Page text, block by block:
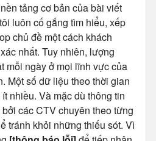
tảng cơ bản của bài viết
luôn cố gắng tìm hiểu, xếp
chủ đề một cách khách
nhất. Tuy nhiên, lượng
mỗi ngày ở mọi lĩnh vực của
Một số dữ liệu theo thời gian
nhiều. Và mặc dù thông tin
các CTV chuyên theo từng
tránh khỏi những thiếu sót. Vì